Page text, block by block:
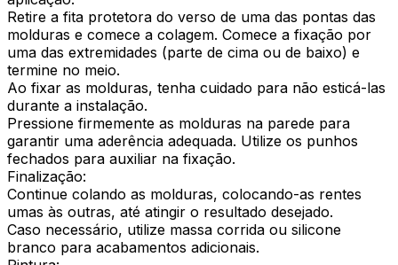
Retire a fita protetora do verso de uma das pontas das
molduras e comece a colagem. Comece a fixação por
uma das extremidades (parte de cima ou de baixo) e
termine no meio.
Ao fixar as molduras, tenha cuidado para não esticá-las
durante a instalação.
Pressione firmemente as molduras na parede para
garantir uma aderência adequada. Utilize os punhos
fechados para auxiliar na fixação.
Finalização:
Continue colando as molduras, colocando-as rentes
umas às outras, até atingir o resultado desejado.
Caso necessário, utilize massa corrida ou silicone
branco para acabamentos adicionais.